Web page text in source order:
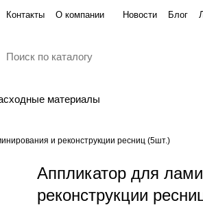
Контакты О компании Новости Блог
материалы
и реконструкции ресниц (5шт.)
Аппликатор для
реконструкции